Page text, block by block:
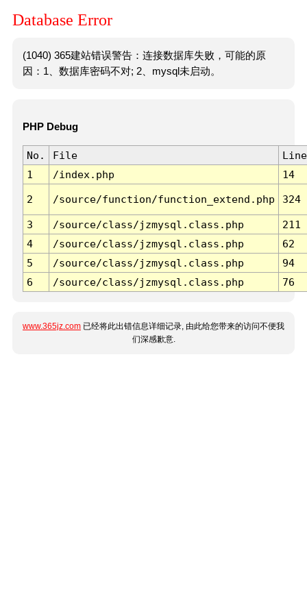
Database Error
(1040) 365建站错误警告：连接数据库失败，可能的原
因：1、数据库密码不对; 2、mysql未启动。
PHP Debug
No. File
Line
1
/index.php 14
2 /source/function/function_extend.php 324
3 /source/class/jzmysql.class.php
211
4
/source/class/jzmysql.class.php
62
5
/source/class/jzmysql.class.php
94
6
/source/class/jzmysql.class.php 76
www.365jz.com 已经将此出错信息详细记录, 由此给您带来的访问不便我
们深感歉意.